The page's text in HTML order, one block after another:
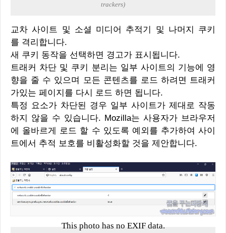
trackers)
교차 사이트 및 소셜 미디어 추적기 및 나머지 쿠키
를 격리합니다.
새 쿠키 동작을 선택하면 경고가 표시됩니다.
트래커 차단 및 쿠키 분리는 일부 사이트의 기능에 영
향을 줄 수 있으며 모든 콘텐츠를 로드 하려면 트래커
가있는 페이지를 다시 로드 하면 됩니다.
특정 요소가 차단된 경우 일부 사이트가 제대로 작동
하지 않을 수 있습니다. Mozilla는 사용자가 브라우저
에 올바르게 로드 할 수 있도록 예외를 추가하여 사이
트에서 추적 보호를 비활성화할 것을 제안합니다.
This photo has no EXIF data.